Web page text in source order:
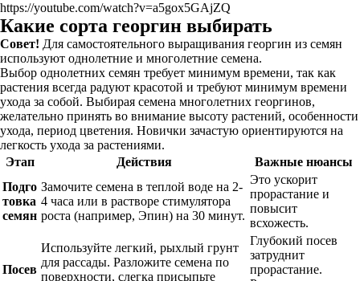
https://youtube.com/watch?v=a5gox5GAjZQ
Какие сорта георгин выбирать
Совет! Для самостоятельного выращивания георгин из семян
используют однолетние и многолетние семена.
Выбор однолетних семян требует минимум времени, так как
растения всегда радуют красотой и требуют минимум времени
ухода за собой. Выбирая семена многолетних георгинов,
желательно принять во внимание высоту растений, особенности
ухода, период цветения. Новички зачастую ориентируются на
легкость ухода за растениями.
Этап
Действия
Важные нюансы
Подго
товка
семян
Замочите семена в теплой воде на 2-
4 часа или в растворе стимулятора
роста (например, Эпин) на 30 минут.
Это ускорит
прорастание и
повысит
всхожесть.
Посев
Используйте легкий, рыхлый грунт
для рассады. Разложите семена по
поверхности, слегка присыпьте
Глубокий посев
затруднит
прорастание.